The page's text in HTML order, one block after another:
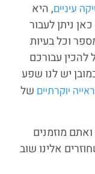
עיניים, היא
ניתן לעבור
וכל בעיות
עבורכם
יש לנו שפע
יוקרתיים של
מוזמנים
אלינו שוב